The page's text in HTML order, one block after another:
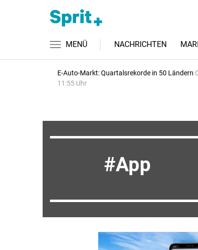
MENÜ NACHRICHTEN
E-Auto-Markt: Quartalsrekorde in 50 Ländern
11:55 Uhr
App